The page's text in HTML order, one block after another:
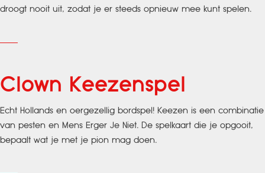
droogt nooit uit, zodat je er steeds opnieuw mee kunt spelen.
Clown Keezenspel
Echt Hollands en oergezellig bordspel! Keezen is een combinatie
van pesten en Mens Erger Je Niet. De spelkaart die je opgooit,
bepaalt wat je met je pion mag doen.